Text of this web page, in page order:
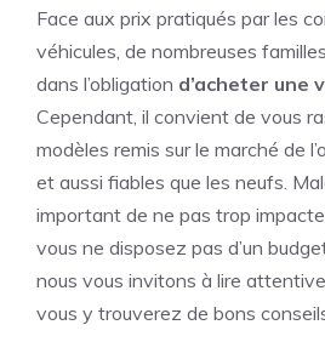
Face aux prix pratiqués par les
véhicules, de nombreuses
dans l’obligation d’acheter une
Cependant, il convient de vous
modèles remis sur le marché de
et aussi fiables que les neufs.
important de ne pas trop
vous ne disposez pas d’un
nous vous invitons à lire
vous y trouverez de bons